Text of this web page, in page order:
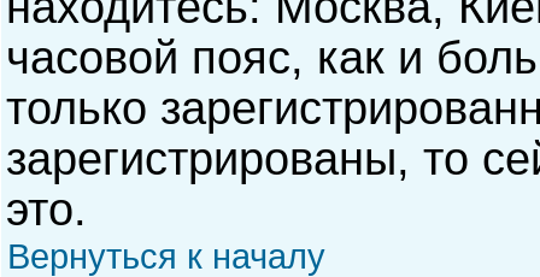
часовой пояс, как и
только
зарегистрированы, то
это.
Вернуться к началу